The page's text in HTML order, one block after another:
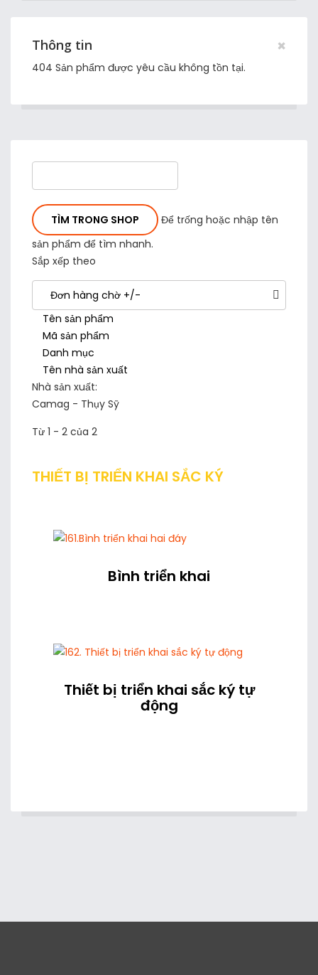
×
Thông tin
404 Sản phẩm được yêu cầu không tồn tại.
Để trống hoặc nhập tên
sản phẩm để tìm nhanh.
Sắp xếp theo
Đơn hàng chờ +/-
Tên sản phẩm
Mã sản phẩm
Danh mục
Tên nhà sản xuất
Nhà sản xuất:
Camag - Thụy Sỹ
Từ 1 - 2 của 2
THIẾT BỊ TRIỂN KHAI SẮC KÝ
Bình triển khai
Thiết bị triển khai sắc ký tự
động